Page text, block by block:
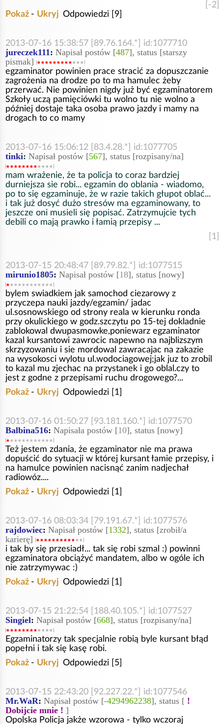
[-2]
Pokaż - Ukryj Odpowiedzi [9]
2013-07-16 15:38:57 [89.76.164.*] id:1077710
jureczek111: Napisał postów [487], status [starszy
pismak]
egzaminator powinien prace stracić za dopuszczanie
zagrożenia na drodze po to ma hamulec żeby
przerwać. Nie powinien nigdy już być egzaminatorem
Szkoły uczą pamięciówki tu wolno tu nie wolno a
później dostaje taka osoba prawo jazdy i mamy na
drogach to co mamy
2013-07-16 15:06:12 [83.4.28.*] id:1077705
tinki: Napisał postów [567], status [rozpisany/na]
mam wrażenie, że ta policja to coraz bardziej
durniejsza sie robi... egzamin do oblania - wiadomo,
po to się egzaminuje, że w razie takich głupot oblać...
i tak już dosyć dużo stresów ma egzaminowany, to
jeszcze oni musieli się popisać. Zatrzymujcie tych
debili co mają prawko i łamią przepisy ...
[1]
2013-07-15 20:48:47 [89.79.82.*] id:1077515
mirunio1805: Napisał postów [18], status [nowy]
bylem swiadkiem jak samochod ciezarowy z
przyczepa nauki jazdy/egzamin/ jadac
ul.sosnowskiego od strony reala w kierunku ronda
przy okulickiego w godz.szczytu po 15-tej dokladnie
zablokowal dwupasmowke,poniewarz egzaminator
kazal kursantowi zawrocic napewno na najblizszym
skrzyzowaniu i sie mordowal zawracajac na zakazie
na wysokosci wylotu ul.wodociagowej;jak juz to zrobil
to kazal mu zjechac na przystanek i go oblal.czy to
jest z godne z przepisami ruchu drogowego?...
Pokaż - Ukryj Odpowiedzi [1]
2013-07-16 01:50:27 [93.181.160.*] id:1077570
Balbina516: Napisała postów [10], status [nowy]
Też jestem zdania, że egzaminator nie ma prawa
dopuścić do sytuacji w której kursant łamie przepisy, i
na hamulce powinien nacisnąć zanim nadjechał
radiowóz....
Pokaż - Ukryj Odpowiedzi [1]
2013-07-16 08:03:34 [79.191.67.*] id:1077576
rajdowiec: Napisał postów [1332], status [zrobił/a
karierę]
i tak by się przesiadł... tak się robi szmal :) powinni
egzaminatora obciążyć mandatem, albo w ogóle ich
nie zatrzymywac :)
Pokaż - Ukryj Odpowiedzi [1]
2013-07-15 21:22:54 [188.40.105.*] id:1077527
Singiel: Napisał postów [668], status [rozpisany/na]
Egzaminatorzy tak specjalnie robią byle kursant błąd
popełni i tak się kasę robi.
Pokaż - Ukryj Odpowiedzi [5]
2013-07-15 22:43:20 [92.227.22.*] id:1077546
Mr.WaR: Napisał postów [-4294962238], status [ !
Dobijcie mnie ! ]
Opolska Policja jakże wzorowa - tylko wczoraj